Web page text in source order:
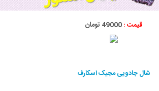
قیمت :49000 تومان
شال جادویی مجیک اسکارف